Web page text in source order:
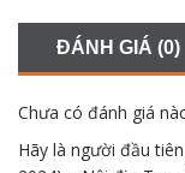
ĐÁNH GIÁ (0)
Chưa có đánh giá
Hãy là người đầu